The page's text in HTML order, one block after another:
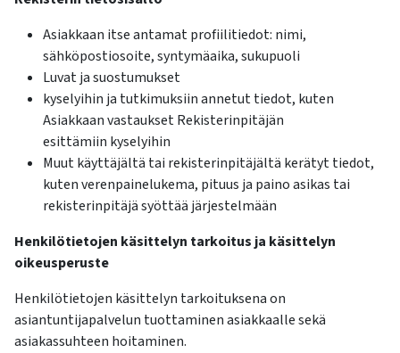
Asiakkaan itse antamat profiilitiedot: nimi,
sähköpostiosoite, syntymäaika, sukupuoli
Luvat ja suostumukset
kyselyihin ja tutkimuksiin annetut tiedot, kuten
Asiakkaan vastaukset Rekisterinpitäjän
esittämiin kyselyihin
Muut käyttäjältä tai rekisterinpitäjältä kerätyt tiedot,
kuten verenpainelukema, pituus ja paino asikas tai
rekisterinpitäjä syöttää järjestelmään
Henkilötietojen käsittelyn tarkoitus ja käsittelyn
oikeusperuste
Henkilötietojen käsittelyn tarkoituksena on
asiantuntijapalvelun tuottaminen asiakkaalle sekä
asiakassuhteen hoitaminen.